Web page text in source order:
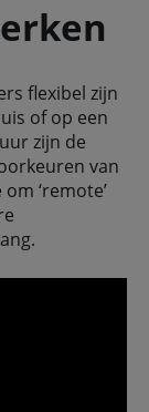
flexibel zijn
of op een
zijn de
van
‘remote’